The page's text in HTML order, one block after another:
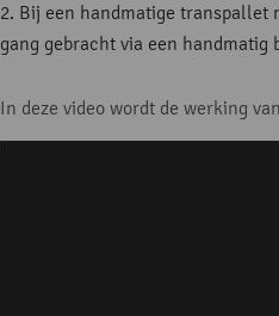
Bij een handmatige transpallet
gang gebracht via een handmatig
In deze video wordt de werking